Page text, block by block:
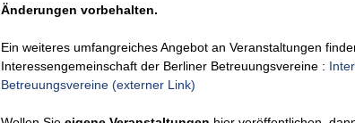
Änderungen vorbehalten.
Ein weiteres umfangreiches Angebot an Veranstaltungen
Interessengemeinschaft der Berliner Betreuungsvereine :
Betreuungsvereine (externer Link)